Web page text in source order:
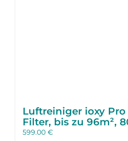
Luftreiniger ioxy Pro
Filter, bis zu 96m²,
599.00 €